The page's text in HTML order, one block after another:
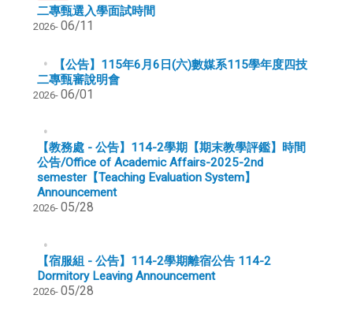
二專甄選入學面試時間
2026- 06/11
【公告】115年6月6日(六)數媒系115學年度四技
二專甄審說明會
2026- 06/01
【教務處 - 公告】114-2學期【期末教學評鑑】時間
公告/Office of Academic Affairs-2025-2nd
semester【Teaching Evaluation System】
Announcement
2026- 05/28
【宿服組 - 公告】114-2學期離宿公告 114-2
Dormitory Leaving Announcement
2026- 05/28